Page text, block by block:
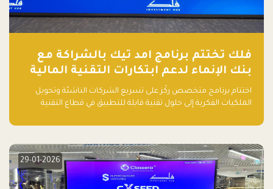
فلك تختتم برنامج امد تيك بالشراكة مع
بنك الإنماء لدعم ابتكارات التقنية المالية
اختتام برنامج متخصص ركّز على تسريع الشركات الناشئة وتحويل
الملكيات الفكرية إلى حلول تقنية قابلة للتطبيق في قطاع التقنية
29-01-2026